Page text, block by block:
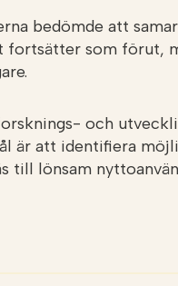
bedömde att
fortsätter som förut,
och
är att identifiera
till lönsam